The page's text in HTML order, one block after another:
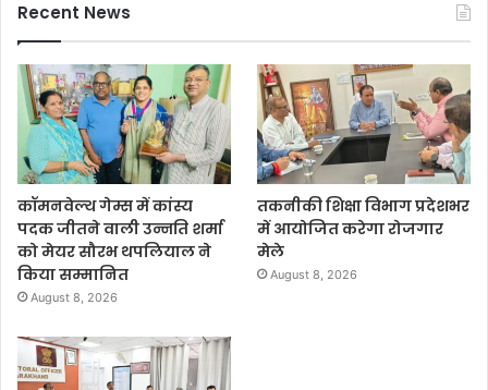
Recent News
कॉमनवेल्थ गेम्स में कांस्य
पदक जीतने वाली उन्नति शर्मा
को मेयर सौरभ थपलियाल ने
किया सम्मानित
August 8, 2026
तकनीकी शिक्षा विभाग प्रदेशभर
में आयोजित करेगा रोजगार
मेले
August 8, 2026